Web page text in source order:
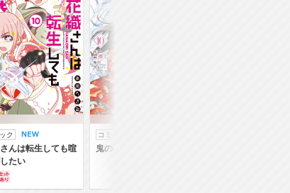
ク
んは転生しても喧
たい
コミック
鬼の花嫁